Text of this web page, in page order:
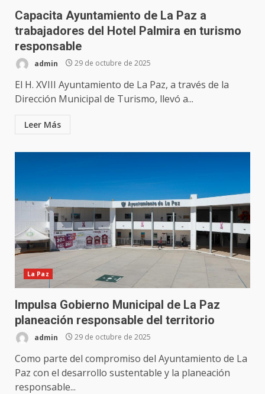
Capacita Ayuntamiento de La Paz a
trabajadores del Hotel Palmira en turismo
responsable
admin 29 de octubre de 2025
El H. XVIII Ayuntamiento de La Paz, a través de la
Dirección Municipal de Turismo, llevó a...
Leer Más
La Paz
Impulsa Gobierno Municipal de La Paz
planeación responsable del territorio
admin 29 de octubre de 2025
Como parte del compromiso del Ayuntamiento de La
Paz con el desarrollo sustentable y la planeación
responsable...